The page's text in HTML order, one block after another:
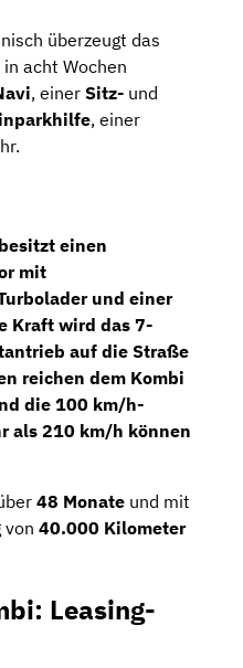
überzeugt das
acht Wochen
, einer Sitz- und
, einer
besitzt einen
mit
und einer
Kraft wird das 7-
auf die Straße
reichen dem Kombi
die 100 km/h-
als 210 km/h können
48 Monate und mit
von 40.000 Kilometer
Leasing-